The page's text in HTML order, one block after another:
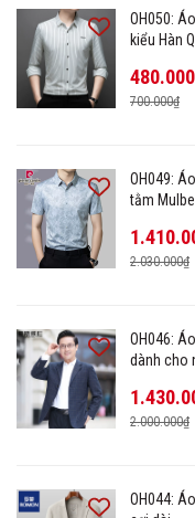
OH050:
kiểu Hàn
700.000₫
OH049:
tằm
2.030.000₫
OH046:
dành cho
2.000.000₫
OH044: